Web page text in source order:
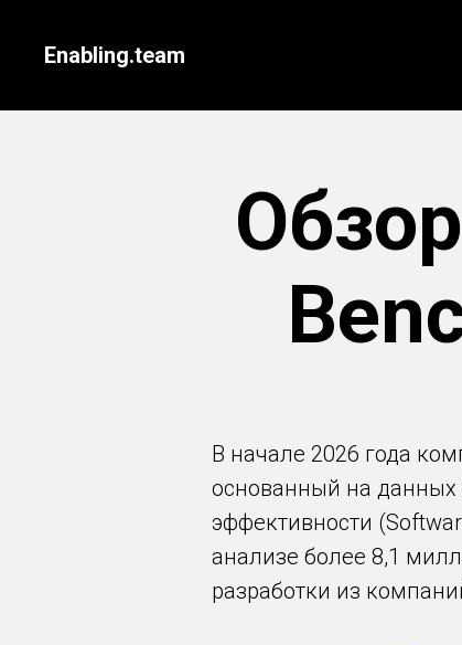
Enabling.team
В начале 2026 года
основанный на данных
эффективности
анализе более 8,1
разработки из